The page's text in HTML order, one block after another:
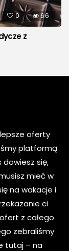
0 66
z
oferty
platformą
dowiesz się,
mieć w
na wakacje i
ci
z całego
zebraliśmy
tutaj – na